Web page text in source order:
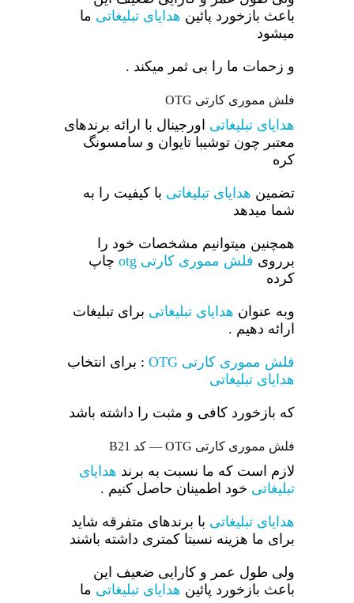
باعث بازخورد پائین هدایای تبلیغاتی ما
میشود
و زحمات ما را بی ثمر میکند .
فلش مموری کارتی OTG
هدایای تبلیغاتی اورجینال با ارائه برندهای
معتبر چون توشیبا تایوان و سامسونگ
کره
تضمین هدایای تبلیغاتی با کیفیت را به
شما میدهد
همچنین میتوانیم مشخصات خود را
برروی فلش مموری کارتی otg
چاپ
کرده
وبه عنوان هدایای تبلیغاتی برای تبلیغات
ارائه دهیم .
فلش مموری کارتی OTG
: برای انتخاب
هدایای تبلیغاتی
که بازخورد کافی و مثبت را داشته باشد
فلش مموری کارتی OTG — کد B21
لازم است که ما نسبت به برند هدایای
تبلیغاتی خود اطمینان حاصل کنیم .
هدایای تبلیغاتی با برندهای متفرقه شاید
برای ما هزینه نسبتا کمتری داشته باشند
ولی طول عمر و کارایی ضعیف این
باعث بازخورد پائین هدایای تبلیغاتی ما